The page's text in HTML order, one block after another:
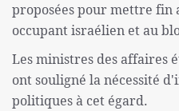
proposées pour mettre fin
occupant israélien et au
Les ministres des affaires
ont souligné la nécessité
politiques à cet égard.